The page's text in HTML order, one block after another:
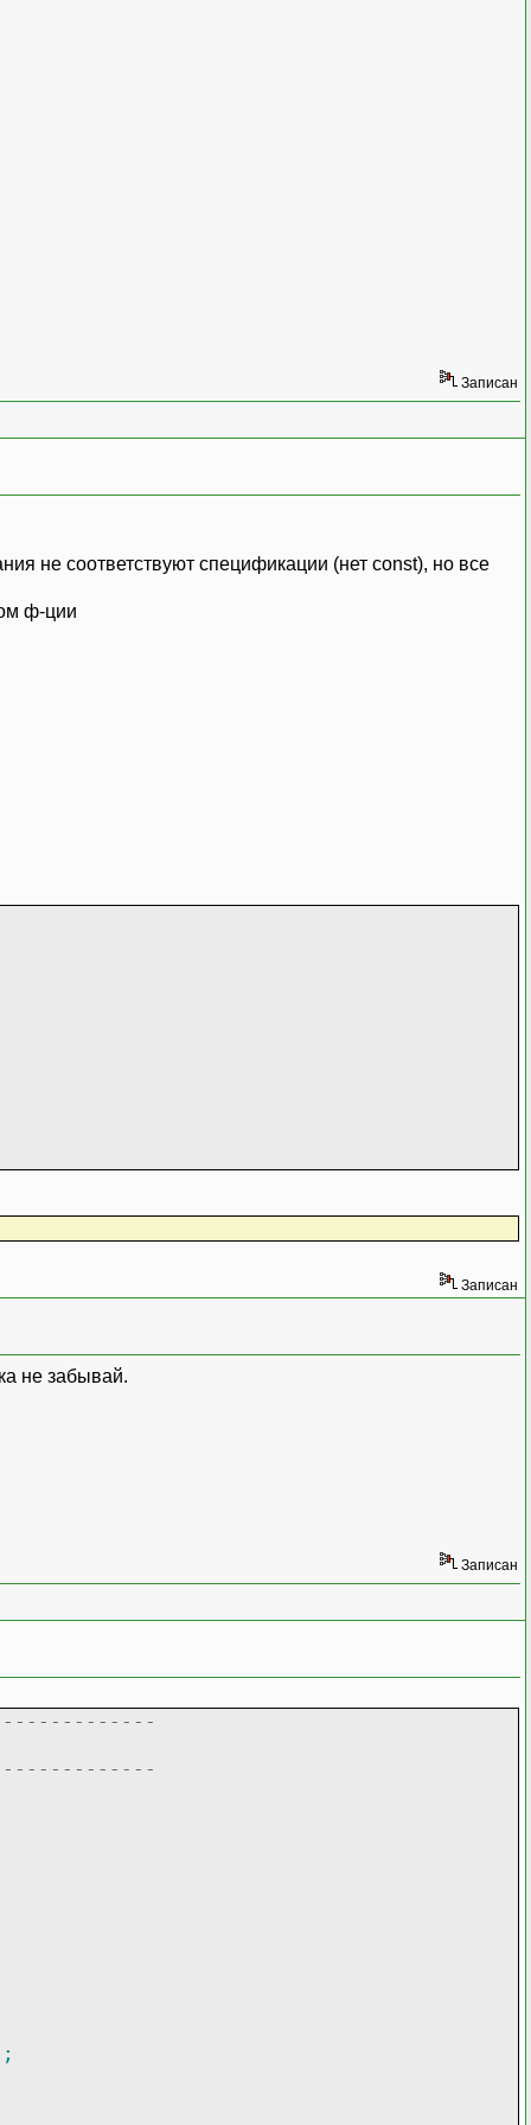
Записан
не соответствуют спецификации (нет const), но все
ф-ции
Записан
не забывай.
Записан
;